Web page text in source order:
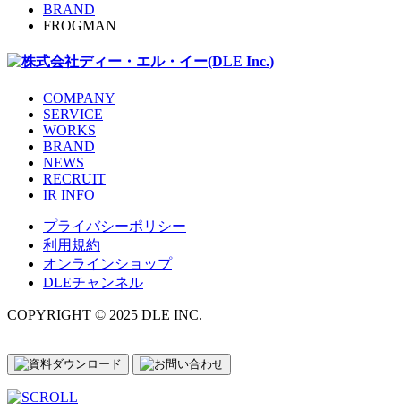
BRAND
FROGMAN
COMPANY
SERVICE
WORKS
BRAND
NEWS
RECRUIT
IR INFO
プライバシーポリシー
利用規約
オンラインショップ
DLEチャンネル
COPYRIGHT © 2025 DLE INC.